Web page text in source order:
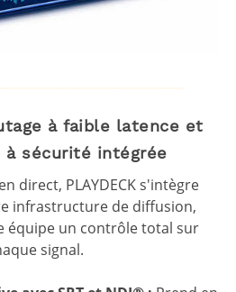
à faible latence et
à sécurité intégrée
direct, PLAYDECK s'intègre
infrastructure de diffusion,
équipe un contrôle total sur
signal.